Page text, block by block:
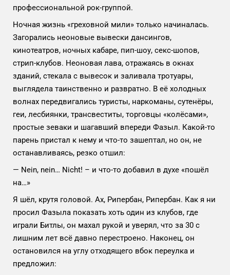
профессиональной рок-группой.
Ночная жизнь «греховной мили» только начиналась.
Загорались неоновые вывески дансингов,
кинотеатров, ночных кабаре, пип-шоу, секс-шопов,
стрип-клубов. Неоновая лава, отражаясь в окнах
зданий, стекала с вывесок и заливала тротуары,
выглядела таинственно и развратно. В её холодных
волнах передвигались туристы, наркоманы, сутенёры,
геи, лесбиянки, трансвеститы, торговцы «колёсами»,
простые зеваки и шагавший впереди Фазыл. Какой-то
парень пристал к нему и что-то зашептал, но он, не
останавливаясь, резко отшил:
— Nein, nein… Nicht! – и что-то добавил в духе «пошёл
на…»
Я шёл, крутя головой. Ах, Рипербан, Рипербан. Как я ни
просил Фазыла показать хоть один из клубов, где
играли Битлы, он махал рукой и уверял, что за 30 с
лишним лет всё давно перестроено. Наконец, он
остановился на углу отходящего вбок переулка и
предложил: